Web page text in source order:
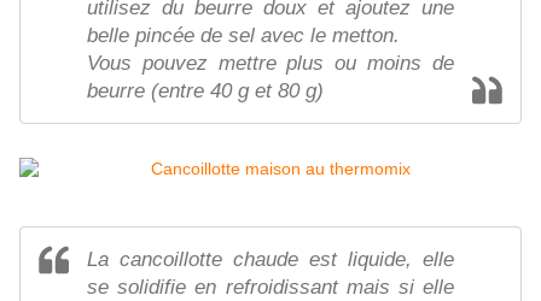
utilisez du beurre doux et ajoutez une
belle pincée de sel avec le metton.
Vous pouvez mettre plus ou moins de
beurre (entre 40 g et 80 g)
La cancoillotte chaude est liquide, elle
se solidifie en refroidissant mais si elle